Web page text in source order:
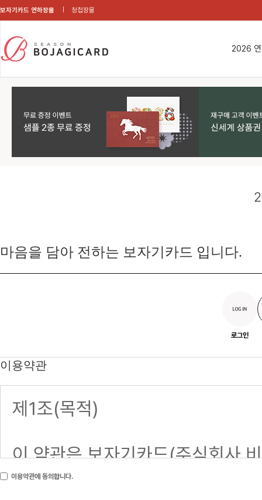
보자기카드 연하장몰 청첩장몰
2026
마음을 담아 전하는 보자기카드 입니다.
로그인
이용약관
이용약관에 동의합니다.